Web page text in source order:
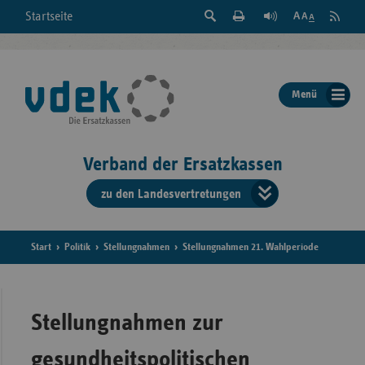
Startseite
Suche
der
Seite
Feed
Menü
Verband der Ersatzkassen
zu den Landesvertretungen
der
Start Politik Stellungnahmen Stellungnahmen 21. Wahlperiode
Stellungnahmen zur
gesundheitspolitischen